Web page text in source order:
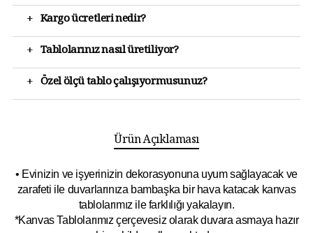
+ Kargo ücretleri nedir?
+ Tablolarınız nasıl üretiliyor?
+ Özel ölçü tablo çalışıyormusunuz?
Ürün Açıklaması
• Evinizin ve işyerinizin dekorasyonuna uyum sağlayacak ve
zarafeti ile duvarlarınıza bambaşka bir hava katacak kanvas
tablolarımız ile farklılığı yakalayın.
*Kanvas Tablolarımız çerçevesiz olarak duvara asmaya hazır